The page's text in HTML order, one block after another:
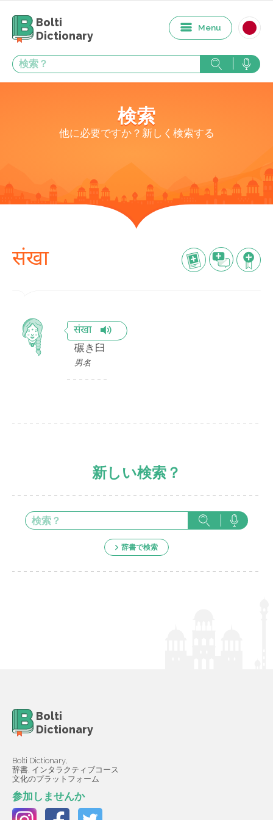
Bolti
Dictionary
Menu
検索
他に必要ですか？新しく検索する
संखा
संखा
碾き臼
男名
新しい検索？
辞書で検索
Bolti
Dictionary
Bolti Dictionary,
辞書, インタラクティブコース
文化のプラットフォーム
参加しませんか